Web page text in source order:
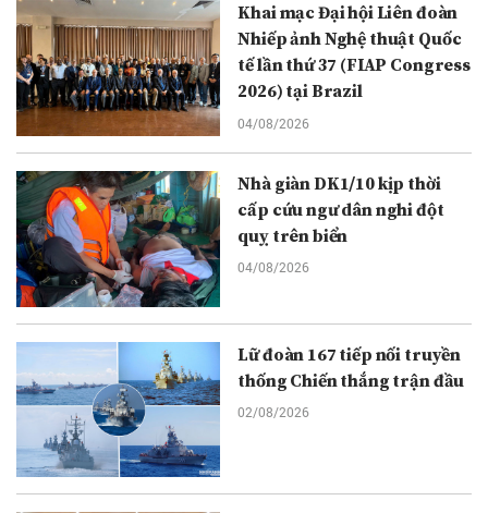
Khai mạc Đại hội Liên đoàn
Nhiếp ảnh Nghệ thuật Quốc
tế lần thứ 37 (FIAP Congress
2026) tại Brazil
04/08/2026
Nhà giàn DK1/10 kịp thời
cấp cứu ngư dân nghi đột
quỵ trên biển
04/08/2026
Lữ đoàn 167 tiếp nối truyền
thống Chiến thắng trận đầu
02/08/2026